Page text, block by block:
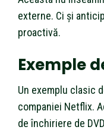
externe. Ci și
proactivă.
Exemple
Un exemplu clasic
companiei Netflix.
de închiriere de